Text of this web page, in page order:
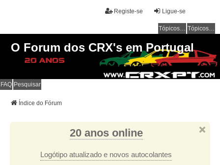
Ligue-se
Registe-se
Tópicos sem resposta Tópicos ativos
O Forum dos CRX's em Portugal
FAQ Pesquisar
Índice do Fórum
20 anos online
Logótipo atualizado e novos autocolantes